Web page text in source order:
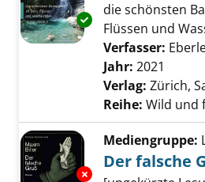
Exemplar-Details
die schönsten
Flüssen und
Verfasser:
Jahr: 2021
Verlag: Zürich,
Reihe: Wild und
Exemplar-Details
Mediengruppe:
Der falsche